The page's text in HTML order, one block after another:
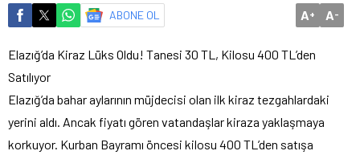
ABONE OL A+ A-
Elazığ’da Kiraz Lüks Oldu! Tanesi 30 TL, Kilosu 400 TL’den
Satılıyor
Elazığ’da bahar aylarının müjdecisi olan ilk kiraz tezgahlardaki
yerini aldı. Ancak fiyatı gören vatandaşlar kiraza yaklaşmaya
korkuyor. Kurban Bayramı öncesi kilosu 400 TL’den satışa